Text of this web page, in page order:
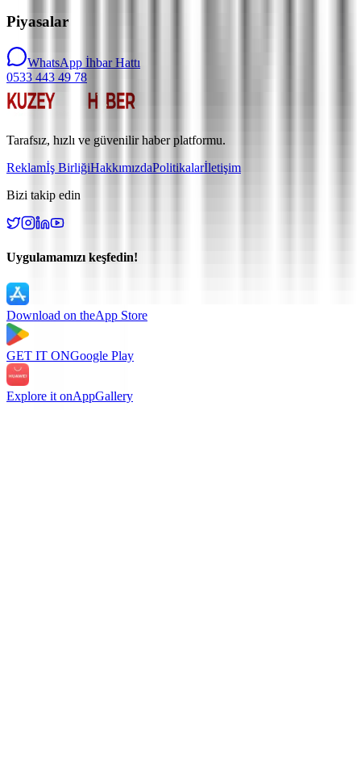
Piyasalar
WhatsApp İhbar Hattı
0533 443 49 78
Tarafsız, hızlı ve güvenilir haber platformu.
Reklamİş BirliğiHakkımızdaPolitikalarİletişim
Bizi takip edin
Uygulamamızı keşfedin!
Download on theApp Store
GET IT ONGoogle Play
Explore it onAppGallery